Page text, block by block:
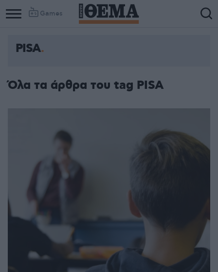
Games
PISA
Όλα τα άρθρα του tag PISA